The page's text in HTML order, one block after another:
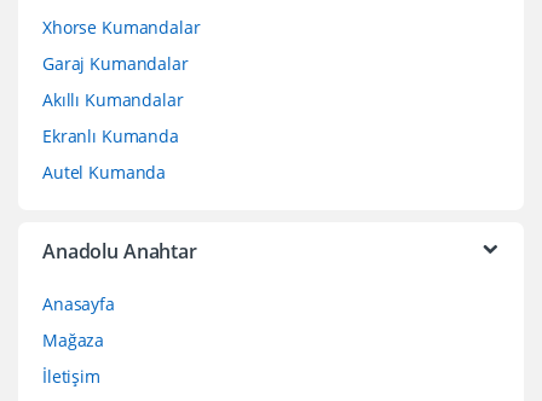
Xhorse Kumandalar
Garaj Kumandalar
Akıllı Kumandalar
Ekranlı Kumanda
Autel Kumanda
Anadolu Anahtar
Anasayfa
Mağaza
İletişim